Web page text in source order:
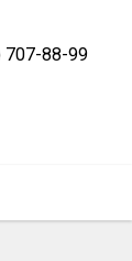
707-88-99